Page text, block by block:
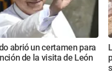
abrió un certamen para
de la visita de León